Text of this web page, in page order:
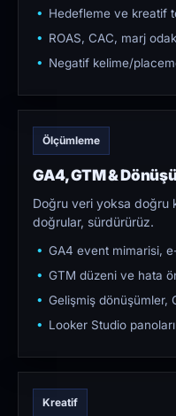
Hedefleme ve kreatif
ROAS, CAC, marj
Negatif kelime/
Ölçümleme
GA4, GTM &
Doğru veri yoksa doğru
doğrular, sürdürürüz.
GA4 event mimarisi,
GTM düzeni ve hata
Gelişmiş dönüşümler,
Looker Studio
Kreatif